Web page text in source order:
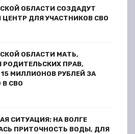
ОБЛАСТИ СОЗДАДУТ
ДЛЯ УЧАСТНИКОВ СВО
ОБЛАСТИ МАТЬ,
ПРАВ,
МИЛЛИОНОВ РУБЛЕЙ ЗА
СВО
СИТУАЦИЯ: НА ВОЛГЕ
ПРИТОЧНОСТЬ ВОДЫ, ДЛЯ